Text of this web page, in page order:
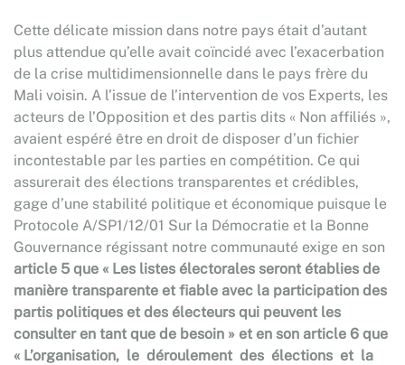
Cette délicate mission dans notre pays était d’autant
plus attendue qu’elle avait coïncidé avec l’exacerbation
de la crise multidimensionnelle dans le pays frère du
Mali voisin. A l’issue de l’intervention de vos Experts, les
acteurs de l’Opposition et des partis dits « Non affiliés »,
avaient espéré être en droit de disposer d’un fichier
incontestable par les parties en compétition. Ce qui
assurerait des élections transparentes et crédibles,
gage d’une stabilité politique et économique puisque le
Protocole A/SP1/12/01 Sur la Démocratie et la Bonne
Gouvernance régissant notre communauté exige en son
article 5 que « Les listes électorales seront établies de
manière transparente et fiable avec la participation des
partis politiques et des électeurs qui peuvent les
consulter en tant que de besoin » et en son article 6 que
« L’organisation, le déroulement des élections et la